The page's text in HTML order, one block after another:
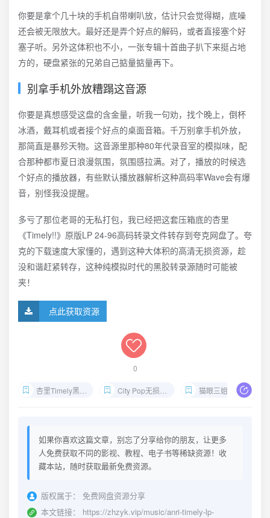
你要是拿个几十块的手机自带喇叭放，估计只会觉得糊，底噪
还会被无限放大。最好还是弄个好点的解码，或者直接塞个好
塞子听。另外这体积也不小，一张专辑十首曲子扒下来挺占地
方的，硬盘紧张的兄弟自己掂量掂量再下。
别拿手机外放糟蹋这音源
你要是真想感受这盘的含金量，听我一句劝，找个晚上，倒杯
冰酒，戴耳机或者接个好点的桌面音箱。千万别拿手机外放，
那简直是暴殄天物。这音源里那种80年代录音室的模拟味，配
合那种都市夏日浪漫氛围，氛围感拉满。对了，播放的时候选
个好点的播放器，有些默认播放器解析这种高码率Wave会有爆
音，别怪我没提醒。
多亏了那位老哥的无私打包，我已经把这套压箱底的杏里
《Timely!!》原版LP 24-96高码转录文件转存到夸克网盘了。夸
克的下载速度大家懂的，遇到这种大体积的高清无损资源，趁
没和谐赶紧转存，这种纯模拟时代的黑胶转录源随时可能被
夹！
点此获取资源
0
杏里Timely黑胶转录 City Pop无损下载 猫眼三姐妹Catseye
如果你喜欢这篇文章，别忘了分享给你的朋友，让更多
人免费获取不同的影视、教程、电子书等稀缺资源！收
藏本站，随时获取最新免费资源。
版权属于：
免费网盘资源分享
本文链接：
https://zhzyk.vip/music/anri-timely-lp-